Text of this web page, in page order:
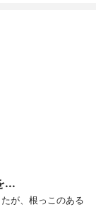
...
が、根っこのある